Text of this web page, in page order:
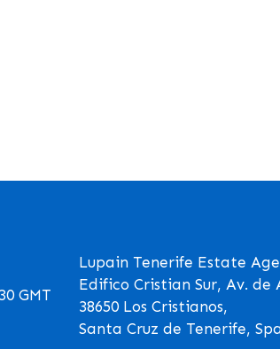
GMT
Lupain Tenerife Estate
Edifico Cristian Sur, Av. de
38650 Los Cristianos,
Santa Cruz de Tenerife,